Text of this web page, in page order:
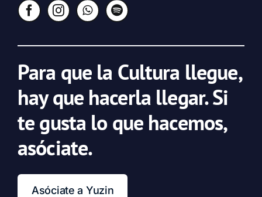
Para que la Cultura llegue,
hay que hacerla llegar. Si
te gusta lo que hacemos,
asóciate.
Asóciate a Yuzin